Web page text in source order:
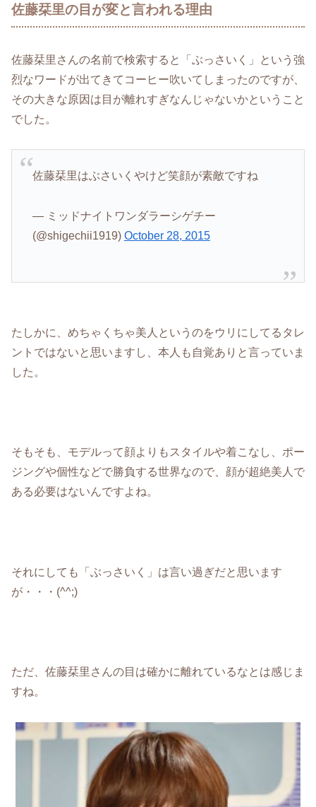
佐藤栞里の目が変と言われる理由
佐藤栞里さんの名前で検索すると「ぶっさいく」という強
烈なワードが出てきてコーヒー吹いてしまったのですが、
その大きな原因は目が離れすぎなんじゃないかということ
でした。
佐藤栞里はぶさいくやけど笑顔が素敵ですね
— ミッドナイトワンダラーシゲチー
(@shigechii1919) October 28, 2015
たしかに、めちゃくちゃ美人というのをウリにしてるタレ
ントではないと思いますし、本人も自覚ありと言っていま
した。
そもそも、モデルって顔よりもスタイルや着こなし、ポー
ジングや個性などで勝負する世界なので、顔が超絶美人で
ある必要はないんですよね。
それにしても「ぶっさいく」は言い過ぎだと思います
が・・・(^^;)
ただ、佐藤栞里さんの目は確かに離れているなとは感じま
すね。